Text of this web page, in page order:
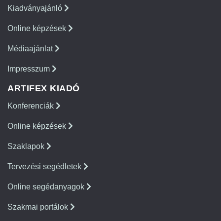
Kiadványajánló
Online képzések
Médiaajánlat
Impresszum
ARTIFEX KIADÓ
Konferenciák
Online képzések
Szaklapok
Tervezési segédletek
Online segédanyagok
Szakmai portálok